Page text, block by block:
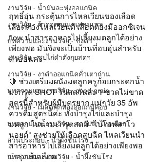
งานวิจัย - น้ำมันละหุ่งออแกนิค
งานวิจัย - ผ้าคอตตอน แฟลนเนล
บทความและงานวิจัย - ขิงดำ
งานวิจัย - ซุปไก่ดำตังกุยสดฯ
งานวิจัย - งาดำออแกนิคคั่วเตาถ่าน
บทความและงานวิจัย - good-grain
งานวิจัย - เมล็ดฟักทองออแกนิคอบ
บทความและงานวิจัย - รากปลาไหลเผือก
ส่วนประกอบ - น้ำผึ้งชันโรง
บทความและงานวิจัย - น้ำผึ้งชันโรง
ฤทธิ์อุ่น กระตุ้นการไหลเวียนของเลือด
เลือดต้องไหลเวียนดี เลือดต้องมีออกซิเจน
flow นำสารอาหารไปเลี้ยงมดลูกได้อย่าง
เพียงพอ มันจึงจะเป็นบ้านที่อบอุ่นสำหรับ
ตัวอ่อนค่ะ
🍋 ช่วงเตรียมผนังมดลูกครูก้อยกระดกน้ำ
มะกรูด SHOT วันสดวันละ 1 ขวดไม่ขาด
สูตรนี้สำหรับผู้มีบุตรยาก แม่ๆวัย 35 อัพ
ควรดื่มสูตรนี้ค่ะ ทั้งบำรุงไข่และบำรุง
มดลูก ในน้ำมะกรูดสดมี "ไบโอฟลาโว
นอยด์" สูงช่วยให้เลือดสูบฉีด ไหลเวียนนำ
สารอาหารไปเลี้ยงมดลูกได้อย่างเพียงพอ
บำรุงเส้นเลือด